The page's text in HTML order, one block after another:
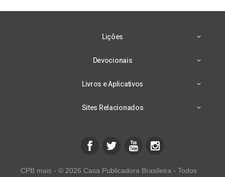
Lições
Devocionais
Livros e Aplicativos
Sites Relacionados
CPB mais - © 2026 Casa Publicadora Brasileira - Todos